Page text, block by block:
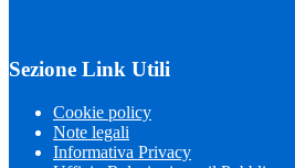
Sezione Link Utili
Cookie policy
Note legali
Informativa Privacy